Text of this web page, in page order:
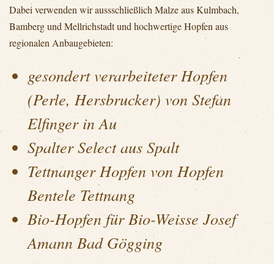
Dabei verwenden wir aussschließlich Malze aus Kulmbach,
Bamberg und Mellrichstadt und hochwertige Hopfen aus
regionalen Anbaugebieten:
gesondert verarbeiteter Hopfen
(Perle, Hersbrucker) von Stefan
Elfinger in Au
Spalter Select aus Spalt
Tettnanger Hopfen von Hopfen
Bentele Tettnang
Bio-Hopfen für Bio-Weisse Josef
Amann Bad Gögging